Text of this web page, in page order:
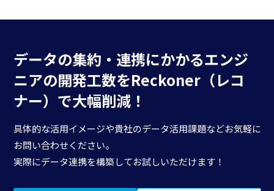
データの集約・連携にかかるエンジ
ニアの開発工数をReckoner（レコ
ナー）で大幅削減！
具体的な活用イメージや貴社のデータ活用課題などお気軽に
お問い合わせください。
実際にデータ連携を構築してお試しいただけます！